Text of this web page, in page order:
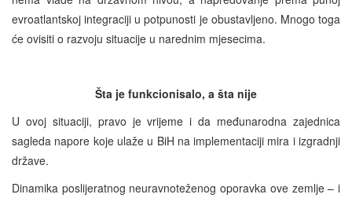
evroatlantskoj integraciji u potpunosti je obustavljeno. Mnogo toga
će ovisiti o razvoju situacije u narednim mjesecima.
Šta je funkcionisalo, a šta nije
U ovoj situaciji, pravo je vrijeme i da međunarodna zajednica
sagleda napore koje ulaže u BiH na implementaciji mira i izgradnji
države.
Dinamika poslijeratnog neuravnoteženog oporavka ove zemlje – i